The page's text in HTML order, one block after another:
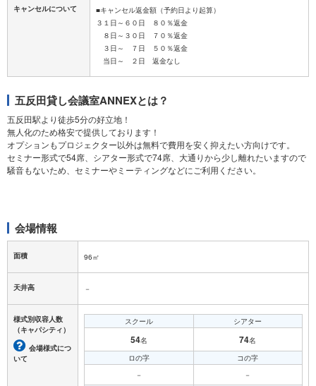
キャンセルについて
■キャンセル返金額（予約日より起算）
３１日～６０日 ８０％返金
８日～３０日 ７０％返金
３日～ ７日 ５０％返金
五反田貸し会議室ANNEXとは？
五反田駅より徒歩5分の好立地！
無人化のため格安で提供しております！
オプションもプロジェクター以外は無料で費用を安く抑えたい方向けです。
セミナー形式で54席、シアター形式で74席、大通りから少し離れたいますので
騒音もないため、セミナーやミーティングなどにご利用ください。
会場情報
面積 96㎡
天井高 －
様式別収容人数
（キャパシティ）
会場様式につ
いて
スクール
54名
シアター
74名
ロの字
－
コの字
－